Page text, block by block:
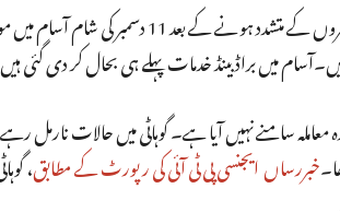
شہریت قانون کی مخالفت میں ہوئے
میں براڈ بینڈ خدمات پہلے ہی بحال کر دی گئی
خبررساں ایجنسی پی ٹی آئی کی رپورٹ کے مطابق،